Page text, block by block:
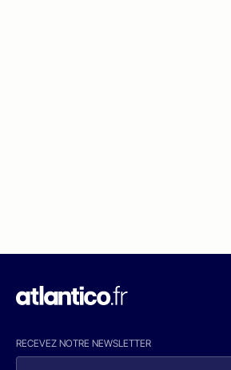
RECEVEZ NOTRE NEWSLETTER